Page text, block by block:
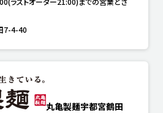
7-4-40
丸亀製麺宇都宮鶴田